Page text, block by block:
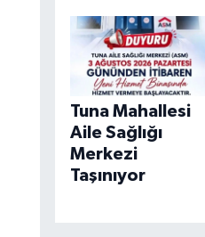
Tuna Mahallesi
Aile Sağlığı
Merkezi
Taşınıyor